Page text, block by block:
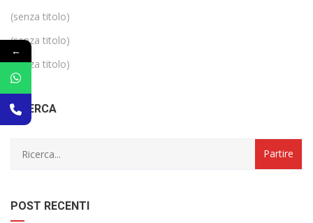
(senza titolo)
(senza titolo)
(senza titolo)
RICERCA
POST RECENTI
←